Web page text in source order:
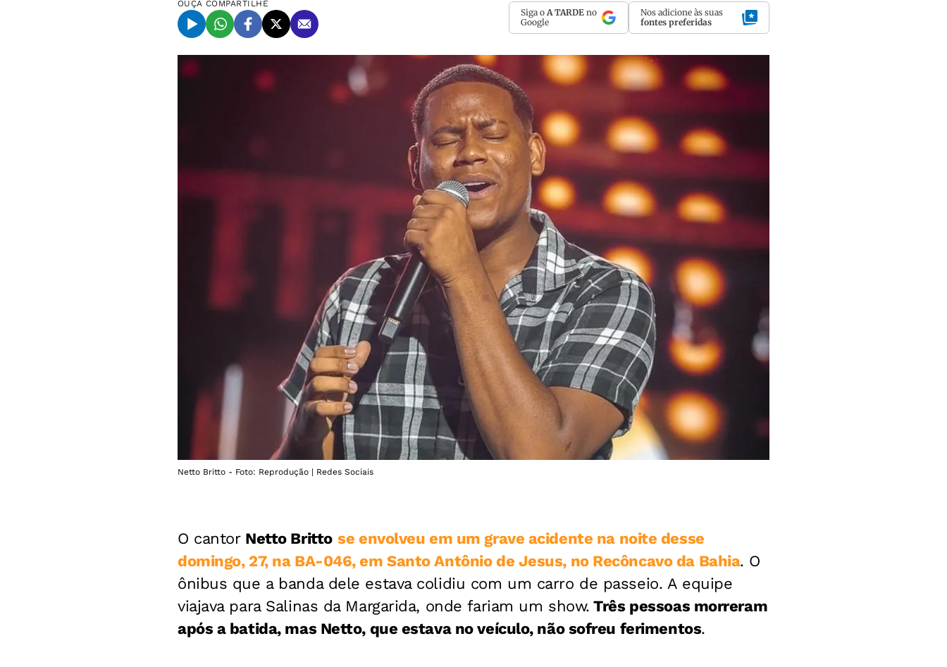
OUÇA COMPARTILHE
Siga o A TARDE no
Google
Nos adicione às suas
fontes preferidas
Netto Britto - Foto: Reprodução | Redes Sociais
O cantor Netto Britto se envolveu em um grave acidente na noite desse
domingo, 27, na BA-046, em Santo Antônio de Jesus, no Recôncavo da Bahia. O
ônibus que a banda dele estava colidiu com um carro de passeio. A equipe
viajava para Salinas da Margarida, onde fariam um show. Três pessoas morreram
após a batida, mas Netto, que estava no veículo, não sofreu ferimentos.